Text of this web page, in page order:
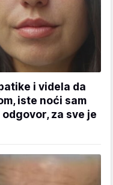
i videla da
iste noći sam
za sve je